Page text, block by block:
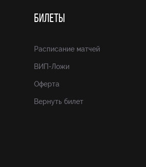
БИЛЕТЫ
Расписание матчей
ВИП-Ложи
Оферта
Вернуть билет